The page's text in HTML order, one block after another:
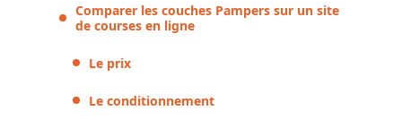
Comparer les couches Pampers sur un site
de courses en ligne
Le prix
Le conditionnement